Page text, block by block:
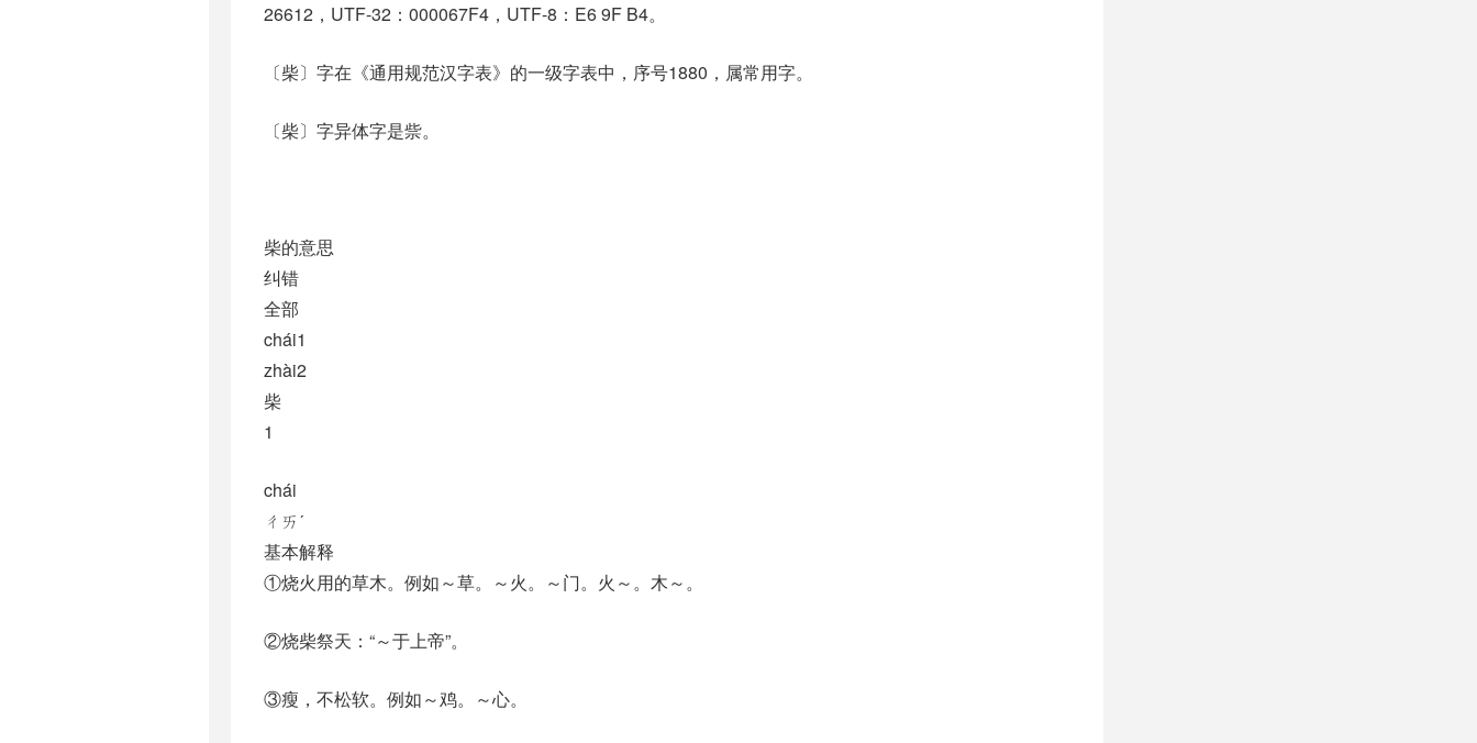
26612，UTF-32：000067F4，UTF-8：E6 9F B4。
〔柴〕字在《通用规范汉字表》的一级字表中，序号1880，属常用字。
〔柴〕字异体字是祡。
柴的意思
纠错
全部
chái1
zhài2
柴
1
chái
ㄔㄞˊ
基本解释
①烧火用的草木。例如～草。～火。～门。火～。木～。
②烧柴祭天：“～于上帝”。
③瘦，不松软。例如～鸡。～心。